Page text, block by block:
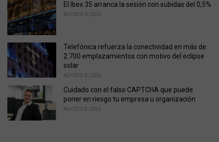
El Ibex 35 arranca la sesión con subidas del 0,5%
AGOSTO 6, 2026
Telefónica refuerza la conectividad en más de
2.700 emplazamientos con motivo del eclipse
solar
AGOSTO 5, 2026
Cuidado con el falso CAPTCHA que puede
poner en riesgo tu empresa u organización
AGOSTO 5, 2026